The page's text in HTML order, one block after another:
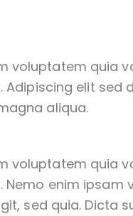
voluptatem quia
elit sed
aliqua.
voluptatem quia
enim ipsam
sed quia. Dicta